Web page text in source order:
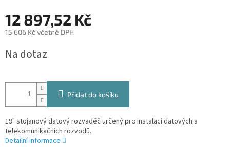
12 897,52 Kč
15 606 Kč včetně DPH
cena:
Na dotaz
Přidat do košíku
19" stojanový datový rozvaděč určený pro instalaci datových a
telekomunikačních rozvodů.
Detailní informace